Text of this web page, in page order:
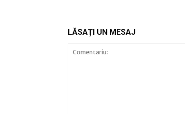
LĂSAȚI UN MESAJ